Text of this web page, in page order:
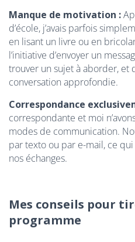
Manque de motivation :
d’école, j’avais parfois
en lisant un livre ou en
l’initiative d’envoyer un
trouver un sujet à aborder, et
conversation approfondie.
Correspondance
correspondante et moi
modes de communication.
par texto ou par e-mail, ce
nos échanges.
Mes conseils pour
programme